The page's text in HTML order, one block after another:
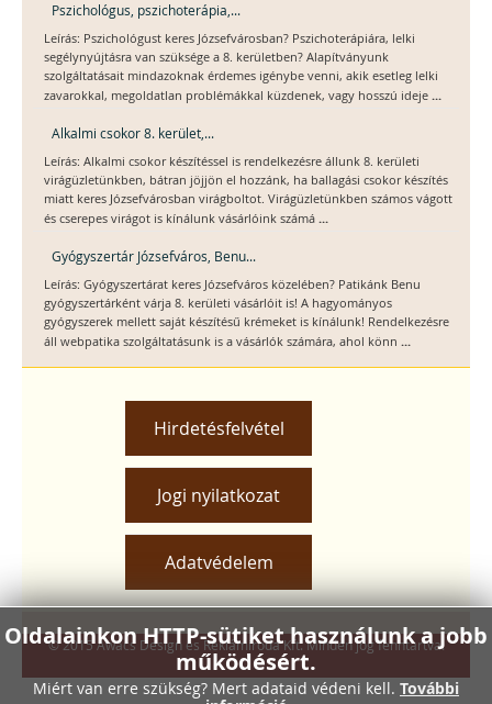
Pszichológus, pszichoterápia,...
Leírás: Pszichológust keres Józsefvárosban? Pszichoterápiára, lelki
segélynyújtásra van szüksége a 8. kerületben? Alapítványunk
szolgáltatásait mindazoknak érdemes igénybe venni, akik esetleg lelki
zavarokkal, megoldatlan problémákkal küzdenek, vagy hosszú ideje ...
Alkalmi csokor 8. kerület,...
Leírás: Alkalmi csokor készítéssel is rendelkezésre állunk 8. kerületi
virágüzletünkben, bátran jöjjön el hozzánk, ha ballagási csokor készítés
miatt keres Józsefvárosban virágboltot. Virágüzletünkben számos vágott
és cserepes virágot is kínálunk vásárlóink számá ...
Gyógyszertár Józsefváros, Benu...
Leírás: Gyógyszertárat keres Józsefváros közelében? Patikánk Benu
gyógyszertárként várja 8. kerületi vásárlóit is! A hagyományos
gyógyszerek mellett saját készítésű krémeket is kínálunk! Rendelkezésre
áll webpatika szolgáltatásunk is a vásárlók számára, ahol könn ...
Hirdetésfelvétel
Jogi nyilatkozat
Adatvédelem
Oldalainkon HTTP-sütiket használunk a jobb
működésért.
Miért van erre szükség? Mert adataid védeni kell. További
© 2015 Awacs Design és Reklámiroda Kft. Minden jog fenntartva.